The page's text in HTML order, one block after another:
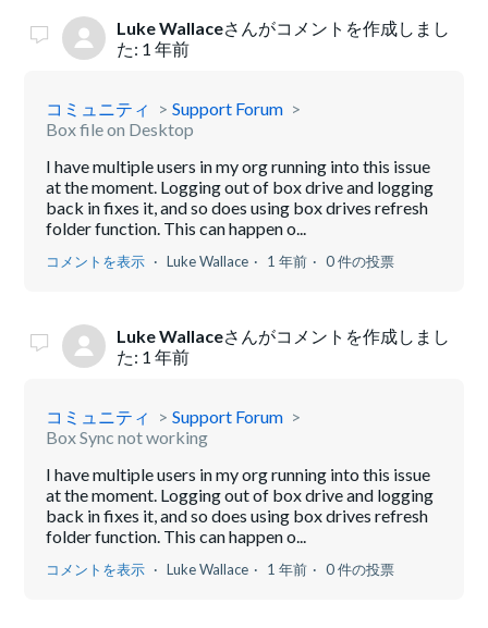
Luke Wallaceさんがコメントを作成しまし
た: 1 年前
コミュニティ
Support Forum
Box file on Desktop
I have multiple users in my org running into this issue
at the moment. Logging out of box drive and logging
back in fixes it, and so does using box drives refresh
folder function. This can happen o...
コメントを表示 Luke Wallace 1 年前 0 件の投票
Luke Wallaceさんがコメントを作成しまし
た: 1 年前
コミュニティ
Support Forum
Box Sync not working
I have multiple users in my org running into this issue
at the moment. Logging out of box drive and logging
back in fixes it, and so does using box drives refresh
folder function. This can happen o...
コメントを表示 Luke Wallace 1 年前 0 件の投票